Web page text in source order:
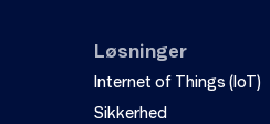
Løsninger
Internet of Things (IoT)
Sikkerhed